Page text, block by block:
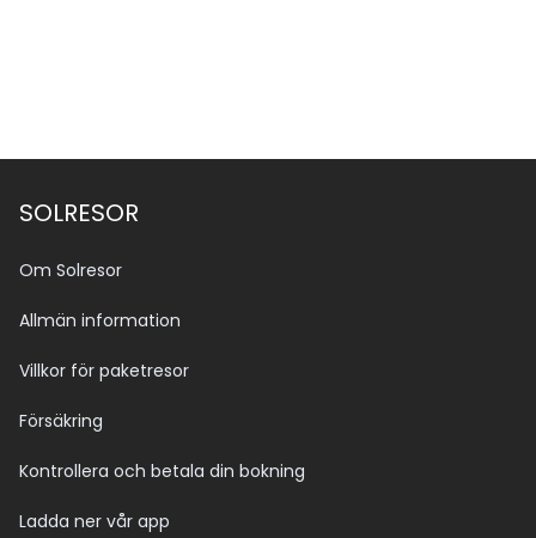
SOLRESOR
Om Solresor
Allmän information
Villkor för paketresor
Försäkring
Kontrollera och betala din bokning
Ladda ner vår app